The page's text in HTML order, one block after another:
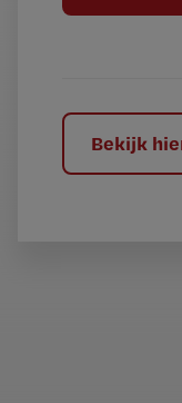
l
Bekijk